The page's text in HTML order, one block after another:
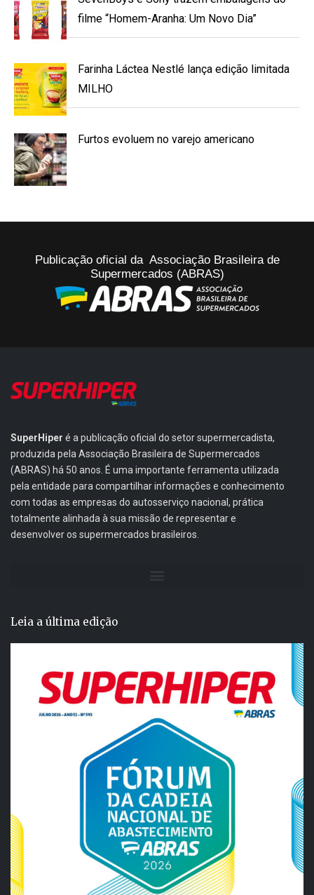
filme “Homem-Aranha: Um Novo Dia”
Farinha Láctea Nestlé lança edição limitada
MILHO
Furtos evoluem no varejo americano
Publicação oficial da Associação Brasileira de
Supermercados (ABRAS)
SuperHiper é a publicação oficial do setor supermercadista,
produzida pela Associação Brasileira de Supermercados
(ABRAS) há 50 anos. É uma importante ferramenta utilizada
pela entidade para compartilhar informações e conhecimento
com todas as empresas do autosserviço nacional, prática
totalmente alinhada à sua missão de representar e
desenvolver os supermercados brasileiros.
Leia a última edição